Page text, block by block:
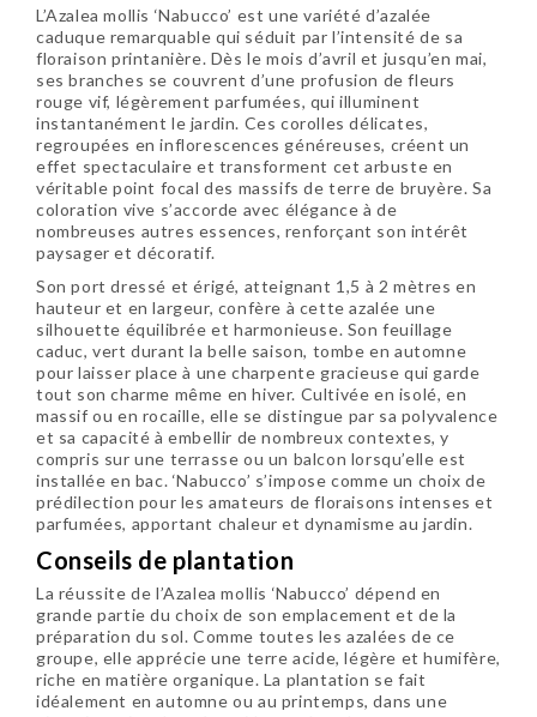
L’Azalea mollis ‘Nabucco’ est une variété d’azalée
caduque remarquable qui séduit par l’intensité de sa
floraison printanière. Dès le mois d’avril et jusqu’en mai,
ses branches se couvrent d’une profusion de fleurs
rouge vif, légèrement parfumées, qui illuminent
instantanément le jardin. Ces corolles délicates,
regroupées en inflorescences généreuses, créent un
effet spectaculaire et transforment cet arbuste en
véritable point focal des massifs de terre de bruyère. Sa
coloration vive s’accorde avec élégance à de
nombreuses autres essences, renforçant son intérêt
paysager et décoratif.
Son port dressé et érigé, atteignant 1,5 à 2 mètres en
hauteur et en largeur, confère à cette azalée une
silhouette équilibrée et harmonieuse. Son feuillage
caduc, vert durant la belle saison, tombe en automne
pour laisser place à une charpente gracieuse qui garde
tout son charme même en hiver. Cultivée en isolé, en
massif ou en rocaille, elle se distingue par sa polyvalence
et sa capacité à embellir de nombreux contextes, y
compris sur une terrasse ou un balcon lorsqu’elle est
installée en bac. ‘Nabucco’ s’impose comme un choix de
prédilection pour les amateurs de floraisons intenses et
parfumées, apportant chaleur et dynamisme au jardin.
Conseils de plantation
La réussite de l’Azalea mollis ‘Nabucco’ dépend en
grande partie du choix de son emplacement et de la
préparation du sol. Comme toutes les azalées de ce
groupe, elle apprécie une terre acide, légère et humifère,
riche en matière organique. La plantation se fait
idéalement en automne ou au printemps, dans une